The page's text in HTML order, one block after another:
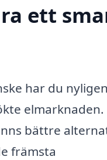
ett
har du
elmarknaden.
bättre
främsta